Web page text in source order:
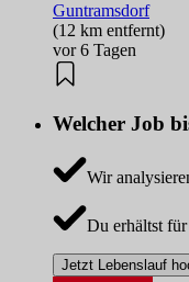
Guntramsdorf
(12 km entfernt)
vor 6 Tagen
Welcher Job
Wir
Du erhältst für
Jetzt Lebenslauf